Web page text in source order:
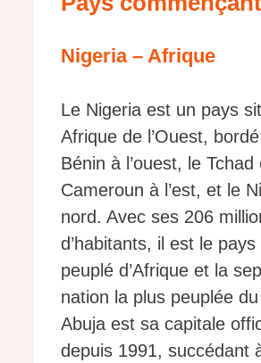
Nigeria – Afrique
Le Nigeria est un pays
Afrique de l’Ouest,
Bénin à l’ouest, le Tchad
Cameroun à l’est, et le
nord. Avec ses 206
d’habitants, il est le
peuplé d’Afrique et la
nation la plus peuplée
Abuja est sa capitale
depuis 1991, succédant